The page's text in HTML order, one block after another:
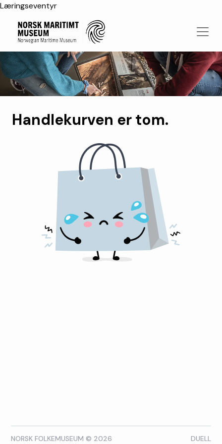
Læringseventyr
Handlekurven er tom.
NORSK FOLKEMUSEUM © 2026 DUELL